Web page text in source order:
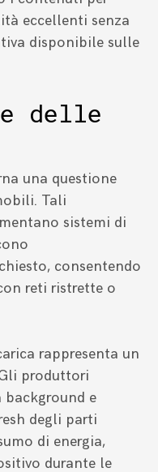
eccellenti senza
disponibile sulle
delle
una questione
Tali
sistemi di
consentendo
reti ristrette o
rappresenta un
produttori
e
degli parti
di energia,
durante le